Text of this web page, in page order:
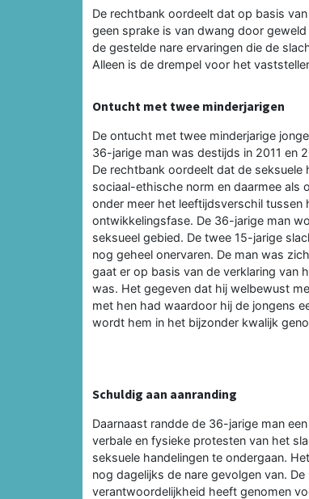
De rechtbank oordeelt dat op basis
geen sprake is van dwang door
de gestelde nare ervaringen die de
Alleen is de drempel voor het
Ontucht met twee minderjarigen
De ontucht met twee minderjarige
36-jarige man was destijds in 2011 en
De rechtbank oordeelt dat de
sociaal-ethische norm en daarmee als
onder meer het leeftijdsverschil
ontwikkelingsfase. De 36-jarige man
seksueel gebied. De twee 15-jarige
nog geheel onervaren. De man was
gaat er op basis van de verklaring van
was. Het gegeven dat hij welbewust
met hen had waardoor hij de jongens
wordt hem in het bijzonder kwalijk
Schuldig aan aanranding
Daarnaast randde de 36-jarige man
verbale en fysieke protesten van het
seksuele handelingen te ondergaan.
nog dagelijks de nare gevolgen van.
verantwoordelijkheid heeft genomen